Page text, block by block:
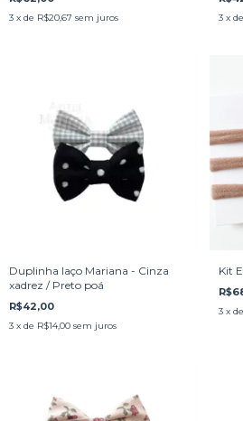
3 x de R$20,67 sem juros 3 x de
Duplinha laço Mariana - Cinza
xadrez / Preto poá
R$42,00
3 x de R$14,00 sem juros
Kit
3 x de